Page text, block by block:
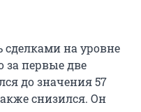
сделками на уровне
за первые две
до значения 57
снизился. Он